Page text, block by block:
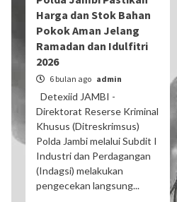
Harga dan Stok Bahan
Pokok Aman Jelang
Ramadan dan Idulfitri
2026
6 bulan ago admin
Detexiid JAMBI -
Direktorat Reserse Kriminal
Khusus (Ditreskrimsus)
Polda Jambi melalui Subdit I
Industri dan Perdagangan
(Indagsi) melakukan
pengecekan langsung...